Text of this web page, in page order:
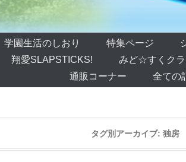
学園生活のしおり 特集ページ
翔愛SLAPSTICKS! みど☆すくクラ
通販コーナー
全ての
タグ別アーカイブ: 独房